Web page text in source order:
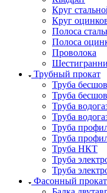
Круг
Круг
Полоса
Полоса
Проволока
Трубный прокат
Труба
Труба
Труба
Труба
Труба
Труба
Труба НКТ
Труба
Труба
Фасонный прокат